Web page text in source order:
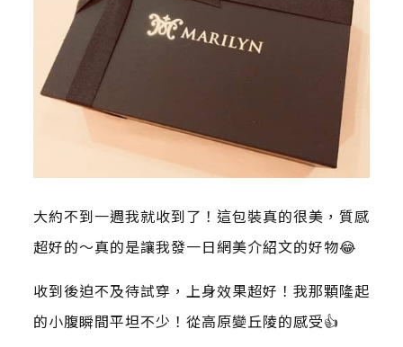
大約不到一週我就收到了！這包裝真的很美，質感
超好的～真的是讓我發一日網美介紹文的好物😂
收到後迫不及待試穿，上身效果超好！我那顆隆起
的小腹瞬間平坦不少！從高原變丘陵的感受👍